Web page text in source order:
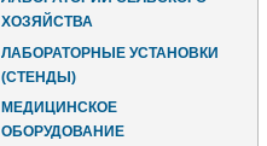
ХОЗЯЙСТВА
ЛАБОРАТОРНЫЕ УСТАНОВКИ
(СТЕНДЫ)
МЕДИЦИНСКОЕ
ОБОРУДОВАНИЕ